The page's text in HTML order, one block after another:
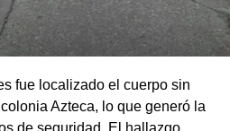
fue localizado el cuerpo sin
Azteca, lo que generó la
de seguridad. El hallazgo